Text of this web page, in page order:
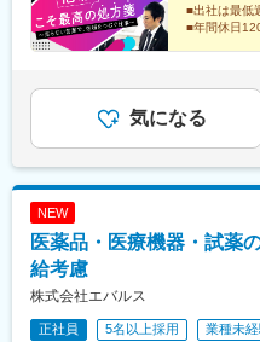
・中途入社5年目30代／年
・中途入社8年目30代／年
・電子カルテ、AI音声認
に支援。
・「治療から予防へ」「
風を受け、主力製品『AI
ています。
変更の範囲：会社の定める
■出社は最低
■年間休日
気になる
NEW
医薬品・医療機器・試薬
給考慮
株式会社エバルス
正社員 5名以上採用 業種未